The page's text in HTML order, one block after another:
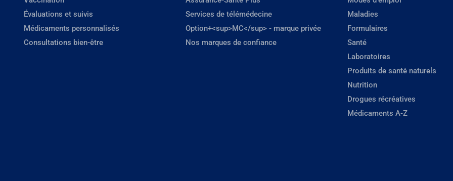
Évaluations et suivis
Médicaments personnalisés
Consultations bien-être
Services de télémédecine
Option+<sup>MC</sup> - marque privée
Nos marques de confiance
Maladies
Formulaires
Santé
Laboratoires
Produits de santé naturels
Nutrition
Drogues récréatives
Médicaments A-Z